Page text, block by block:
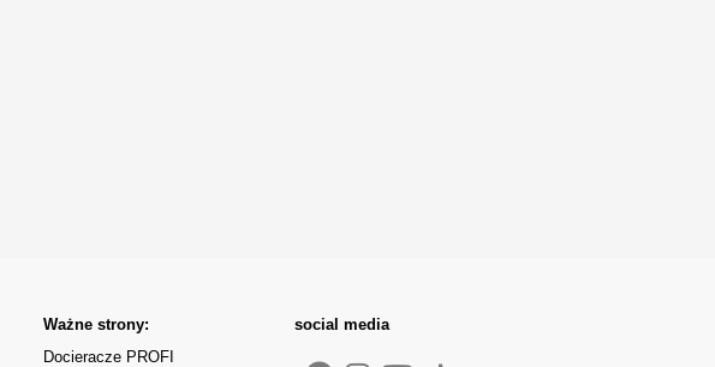
Ważne strony:
Docieracze PROFI
social media